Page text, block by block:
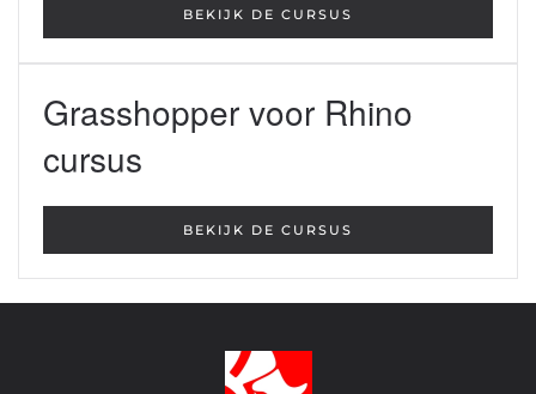
BEKIJK DE CURSUS
Grasshopper voor Rhino
cursus
BEKIJK DE CURSUS